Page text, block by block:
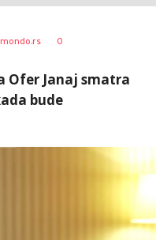
mondo.rs 0
Ofer Janaj smatra
bude